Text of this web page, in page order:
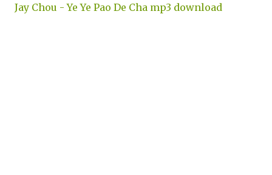
Jay Chou - Ye Ye Pao De Cha mp3 download